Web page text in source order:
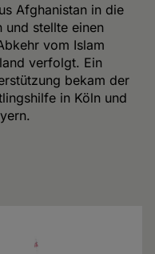
Afghanistan in die
und stellte einen
vom Islam
verfolgt. Ein
bekam der
in Köln und